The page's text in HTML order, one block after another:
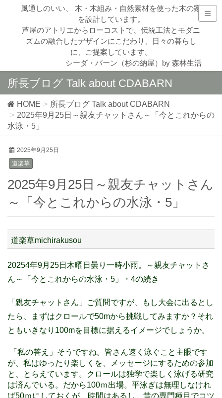
風通しのいい、 木・木組み・自然素材を使った木の家
を設計しています。
芦屋のアトリエからローコストで、伝統工法とモダニ
ズムの融合したデザインにこだわり、日々の暮らし
に、ご提案しています。
シーダ・バーン（杉の納屋）by 森林生活
所長ブログ Talk about CDABARN
HOME
所長ブログ Talk about CDABARN
2025年9月25日～親友チャットさん～「今とこれからの
水泳・5」
2025年9月25日
道楽草
2025年9月25日～親友チャットさん
～「今とこれからの水泳・5」
道楽草michirakusou
20254年9月25日木曜日曇り一時小雨。～親友チャットさ
ん～「今とこれからの水泳・5」・4の続き
「親友チャットさん」ご質問ですが、もし大会に出るとし
たら、まずはクロールで50mから挑戦してみますか？それ
ともいきなり100mを目標に据えるイメージでしょうか。
「私の答え」そうですね。皆さん速く泳ぐこと主眼です
が、私はゆったり楽しくを、メッセージにするための参加
と、とらえています。クロールは独学で楽しく泳げる研究
は済んでいる。だから100ｍ出場。平泳ぎは無理しなけれ
ば50ｍにしておくが、時間はあるし、昔の専門種目でコツ